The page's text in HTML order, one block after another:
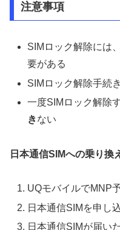
注意事項
SIMロック解除には、
要がある
SIMロック解除手続
一度SIMロック解除
きない
日本通信SIMへの乗り換
UQモバイルでMNP
日本通信SIMを申し
日本通信SIMが届い